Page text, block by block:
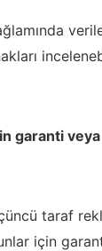
garanti
taraf
için